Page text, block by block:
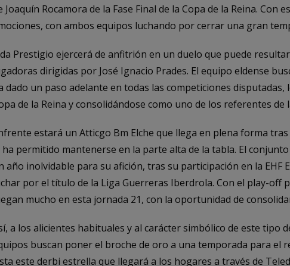
Joaquín Rocamora de la Fase Final de la Copa de la Reina.
con ambos equipos luchando por cerrar una gran
Prestigio ejercerá de anfitrión en un duelo que puede
dirigidas por José Ignacio Prades. El equipo eldense
dado un paso adelante en todas las competiciones disputadas,
de la Reina y consolidándose como uno de los referentes
estará un Atticgo Bm Elche que llega en plena forma
ha permitido mantenerse en la parte alta de la tabla. El
año inolvidable para su afición, tras su participación en la EHF
por el título de la Liga Guerreras Iberdrola. Con el play-off
mucho en esta jornada 21, con la oportunidad de
a los alicientes habituales y al carácter simbólico de este tipo
buscan poner el broche de oro a una temporada para el
este derbi estrella que llegará a los hogares a través de